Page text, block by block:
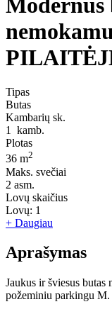
Tipas
Butas
Kambarių sk.
1
kamb.
Plotas
36 m2
Maks. svečiai
2 asm.
Lovų skaičius
Lovų: 1
+ Daugiau
Aprašymas
Jaukus ir šviesus butas
požeminiu parkingu